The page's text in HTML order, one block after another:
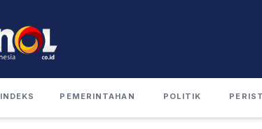
INDEKS PEMERINTAHAN POLITIK